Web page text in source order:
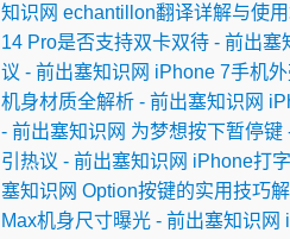
知识网 echantillon翻译详解与使
14 Pro是否支持双卡双待 - 前出塞
议 - 前出塞知识网 iPhone 7手机
机身材质全解析 - 前出塞知识网
- 前出塞知识网 为梦想按下暂停键
引热议 - 前出塞知识网 iPhone打
塞知识网 Option按键的实用技巧
Max机身尺寸曝光 - 前出塞知识网